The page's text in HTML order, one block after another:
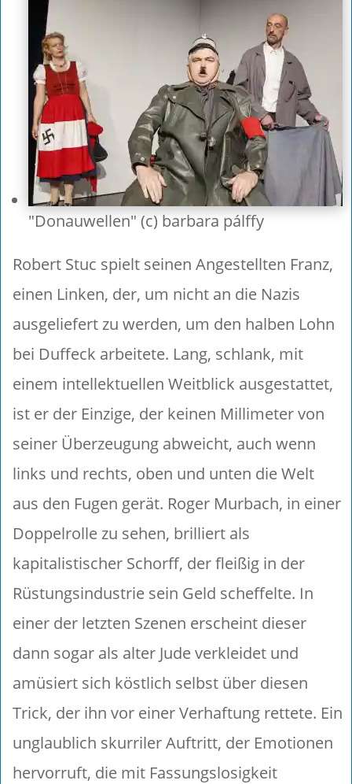
"Donauwellen" (c) barbara pálffy
Robert Stuc spielt seinen Angestellten Franz,
einen Linken, der, um nicht an die Nazis
ausgeliefert zu werden, um den halben Lohn
bei Duffeck arbeitete. Lang, schlank, mit
einem intellektuellen Weitblick ausgestattet,
ist er der Einzige, der keinen Millimeter von
seiner Überzeugung abweicht, auch wenn
links und rechts, oben und unten die Welt
aus den Fugen gerät. Roger Murbach, in einer
Doppelrolle zu sehen, brilliert als
kapitalistischer Schorff, der fleißig in der
Rüstungsindustrie sein Geld scheffelte. In
einer der letzten Szenen erscheint dieser
dann sogar als alter Jude verkleidet und
amüsiert sich köstlich selbst über diesen
Trick, der ihn vor einer Verhaftung rettete. Ein
unglaublich skurriler Auftritt, der Emotionen
hervorruft, die mit Fassungslosigkeit